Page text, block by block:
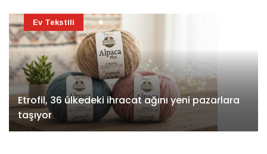
Etrofil, 36 ülkedeki ihracat ağını yeni pazarlara
taşıyor
Ev Tekstili